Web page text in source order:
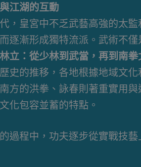
江湖的互動
，皇宮中不乏武藝高強的太
逐漸形成獨特流派。武術不
立：從少林到武當，再到南拳
史的推移，各地根據地域文
方的洪拳、詠春則著重實用
化包容並蓄的特點。
過程中，功夫逐步從實戰技